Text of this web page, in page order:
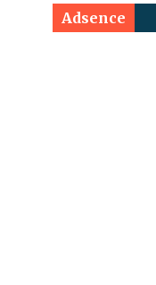
Adsence